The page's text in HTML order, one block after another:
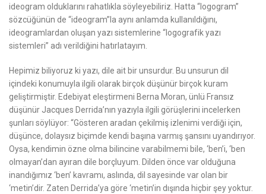
ideogram olduklarını rahatlıkla söyleyebiliriz. Hatta “logogram”
sözcüğünün de “ideogram”la aynı anlamda kullanıldığını,
ideogramlardan oluşan yazı sistemlerine “logografik yazı
sistemleri” adı verildiğini hatırlatayım.
Hepimiz biliyoruz ki yazı, dile ait bir unsurdur. Bu unsurun dil
içindeki konumuyla ilgili olarak birçok düşünür birçok kuram
geliştirmiştir. Edebiyat eleştirmeni Berna Moran, ünlü Fransız
düşünür Jacques Derrida’nın yazıyla ilgili görüşlerini incelerken
şunları söylüyor: “Gösteren aradan çekilmiş izlenimi verdiği için,
düşünce, dolaysız biçimde kendi başına varmış şansını uyandırıyor.
Oysa, kendimin özne olma bilincine varabilmemi bile, ‘ben’i, ‘ben
olmayan’dan ayıran dile borçluyum. Dilden önce var olduğuna
inandığımız ‘ben’ kavramı, aslında, dil sayesinde var olan bir
‘metin’dir. Zaten Derrida’ya göre ‘metin’in dışında hiçbir şey yoktur.